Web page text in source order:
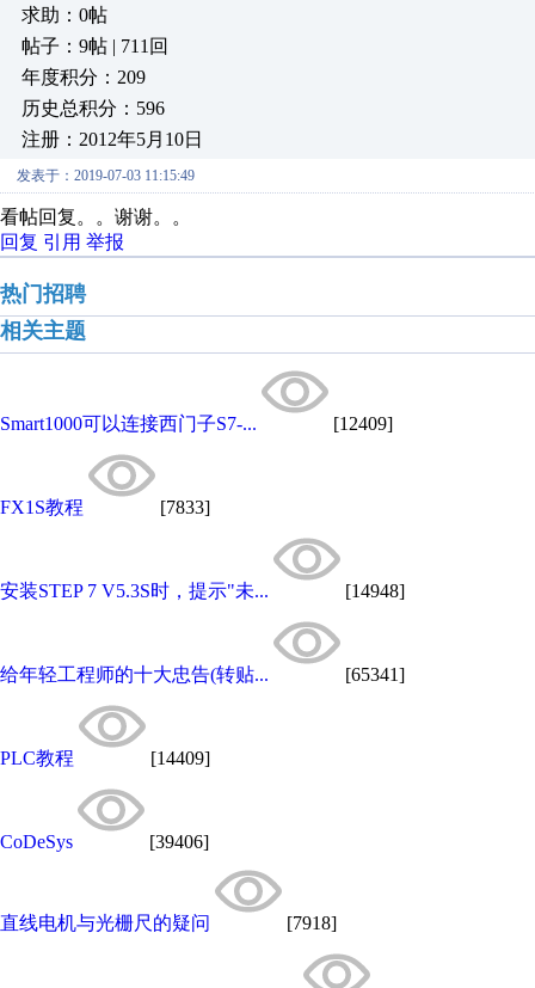
求助：0帖
帖子：9帖 | 711回
年度积分：209
历史总积分：596
注册：2012年5月10日
发表于：2019-07-03 11:15:49
看帖回复。。谢谢。。
回复 引用 举报
热门招聘
相关主题
Smart1000可以连接西门子S7-... [12409]
FX1S教程 [7833]
安装STEP 7 V5.3S时，提示"未... [14948]
给年轻工程师的十大忠告(转贴... [65341]
PLC教程 [14409]
CoDeSys [39406]
直线电机与光栅尺的疑问 [7918]